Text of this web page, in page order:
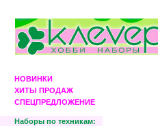
НОВИНКИ
ХИТЫ ПРОДАЖ
СПЕЦПРЕДЛОЖЕНИЕ
Наборы по техникам: